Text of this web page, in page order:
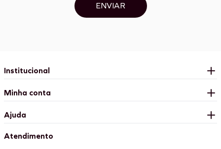
ENVIAR
Institucional
Minha conta
Ajuda
Atendimento